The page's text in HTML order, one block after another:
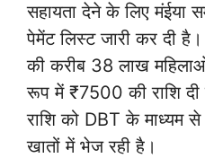
सहायता देने के लिए मंईया
पेमेंट लिस्ट जारी कर दी
की करीब 38 लाख
रूप में ₹7500 की राशि
राशि को DBT के माध्यम से
खातों में भेज रही है।